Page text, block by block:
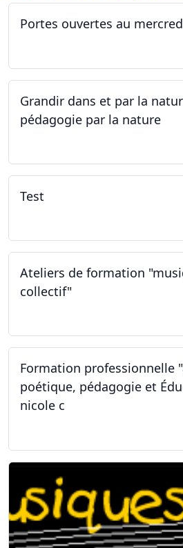
Portes ouvertes au
Grandir dans et par la
pédagogie par la nature
Test
Ateliers de formation
collectif"
Formation professionnelle
poétique, pédagogie et
nicole c